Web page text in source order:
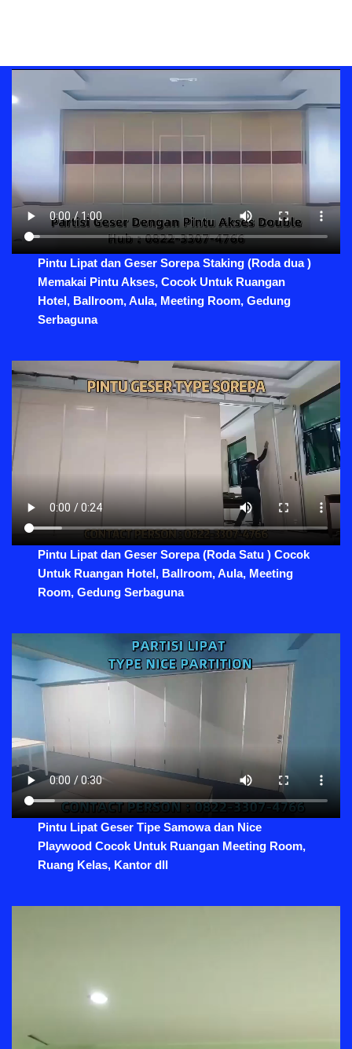
Pintu Lipat dan Geser Sorepa Staking (Roda dua )
Memakai Pintu Akses, Cocok Untuk Ruangan
Hotel, Ballroom, Aula, Meeting Room, Gedung
Serbaguna
Pintu Lipat dan Geser Sorepa (Roda Satu ) Cocok
Untuk Ruangan Hotel, Ballroom, Aula, Meeting
Room, Gedung Serbaguna
Pintu Lipat Geser Tipe Samowa dan Nice
Playwood Cocok Untuk Ruangan Meeting Room,
Ruang Kelas, Kantor dll